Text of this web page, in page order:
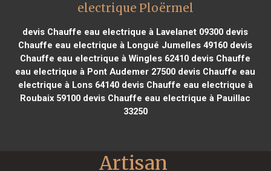
electrique Ploërmel
devis Chauffe eau electrique à Lavelanet 09300 devis
Chauffe eau electrique à Longué Jumelles 49160 devis
Chauffe eau electrique à Wingles 62410 devis Chauffe
eau electrique à Pont Audemer 27500 devis Chauffe eau
electrique à Lons 64140devis Chauffe eau electrique à
Roubaix 59100 devis Chauffe eau electrique à Pauillac
33250
Artisan